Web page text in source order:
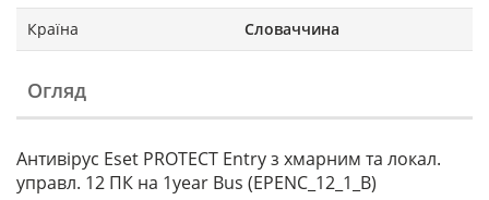
Країна Словаччина
Огляд
Антивірус Eset PROTECT Entry з хмарним та локал.
управл. 12 ПК на 1year Bus (EPENC_12_1_B)